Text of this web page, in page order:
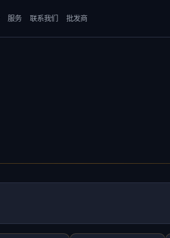
服务 联系我们 批发商